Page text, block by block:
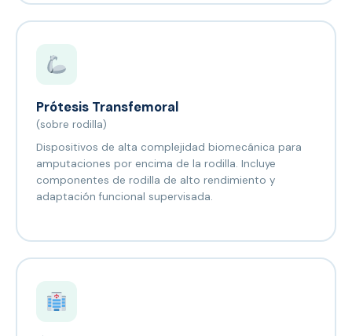
Prótesis Transfemoral
(sobre rodilla)
Dispositivos de alta complejidad biomecánica para
amputaciones por encima de la rodilla. Incluye
componentes de rodilla de alto rendimiento y
adaptación funcional supervisada.